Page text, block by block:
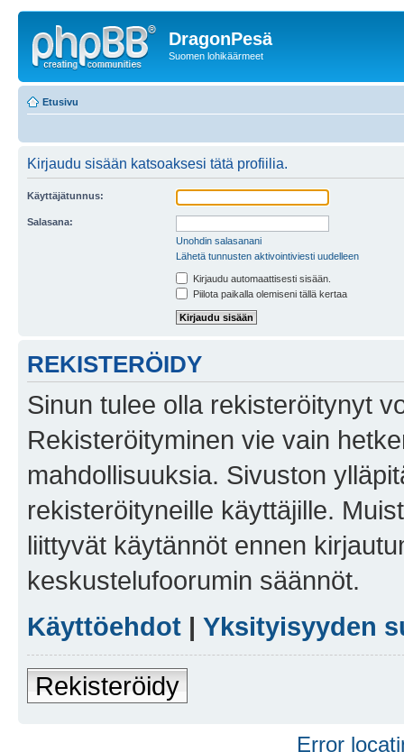
DragonPesä
Suomen lohikäärmeet
Etusivu
Kirjaudu sisään katsoaksesi tätä profiilia.
Käyttäjätunnus:
Salasana:
Unohdin salasanani
Lähetä tunnusten aktivointiviesti uudelleen
Kirjaudu automaattisesti sisään.
Piilota paikalla olemiseni tällä kertaa
REKISTERÖIDY
Sinun tulee olla rekisteröitynyt
Rekisteröityminen vie vain
mahdollisuuksia. Sivuston
rekisteröityneille käyttäjille.
liittyvät käytännöt ennen
keskustelufoorumin säännöt.
Käyttöehdot | Yksityisyyden
Rekisteröidy
Error